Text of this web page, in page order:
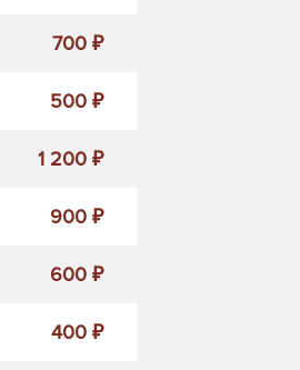
700 ₽
500 ₽
1 200 ₽
900 ₽
600 ₽
400 ₽